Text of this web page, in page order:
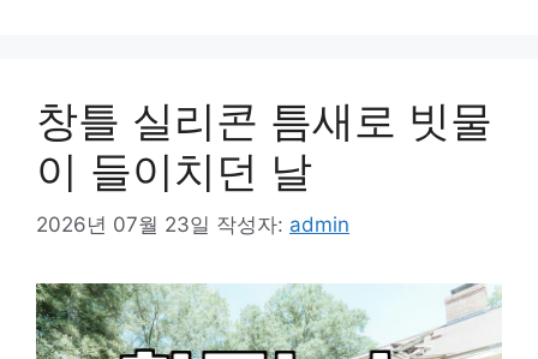
창틀 실리콘 틈새로 빗물
이 들이치던 날
2026년 07월 23일 작성자: admin